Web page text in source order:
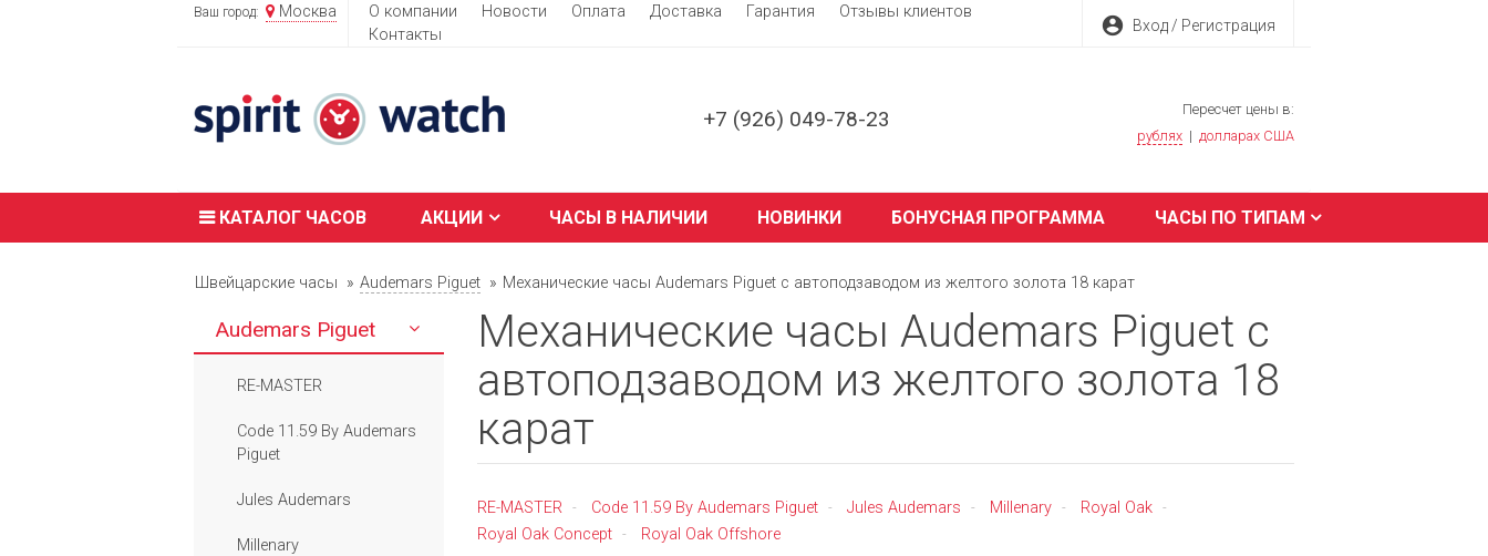
Ваш город: Москва О компании Новости Оплата Доставка Гарантия
Отзывы клиентов
Контакты
account_circle Вход / Регистрация
+7 (926) 049-78-23
Пересчет цены в:
рублях | долларах США
КАТАЛОГ ЧАСОВ АКЦИИ ЧАСЫ В НАЛИЧИИ НОВИНКИ БОНУСНАЯ ПРОГРАММА ЧАСЫ ПО ТИПАМ
Швейцарские часы Audemars Piguet Механические часы Audemars Piguet с автоподзаводом из желтого золота 18 карат
Audemars Piguet
RE-MASTER
Code 11.59 By Audemars
Piguet
Jules Audemars
Millenary
Механические часы Audemars Piguet с
автоподзаводом из желтого золота 18
карат
RE-MASTER - Code 11.59 By Audemars Piguet - Jules Audemars - Millenary - Royal Oak -
Royal Oak Concept - Royal Oak Offshore